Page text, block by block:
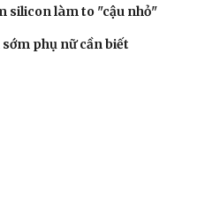
silicon làm to "cậu nhỏ"
phụ nữ cần biết